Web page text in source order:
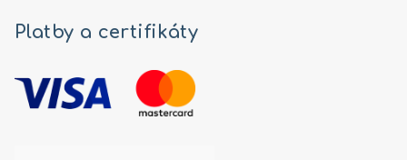
Platby a certifikáty